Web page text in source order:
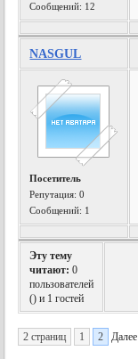
Сообщений: 12
NASGUL
Посетитель
Репутация:0
Сообщений: 1
Эту тему
читают: 0
пользователей
() и 1 гостей
2 страниц 1 2 Далее